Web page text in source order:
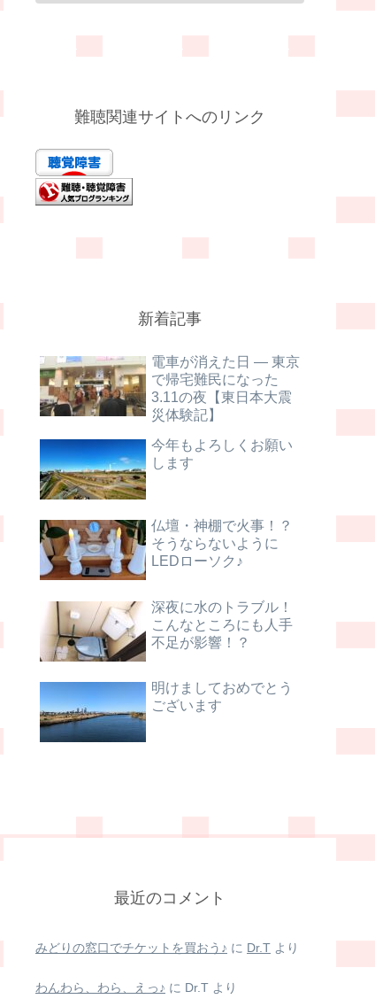
難聴関連サイトへのリンク
新着記事
電車が消えた日 ― 東京
で帰宅難民になった
3.11の夜【東日本大震
災体験記】
今年もよろしくお願い
します
仏壇・神棚で火事！？
そうならないように
LEDローソク♪
深夜に水のトラブル！
こんなところにも人手
不足が影響！？
明けましておめでとう
ございます
最近のコメント
みどりの窓口でチケットを買おう♪ に Dr.T より
わんわら、わら、えっ♪ に Dr.T より